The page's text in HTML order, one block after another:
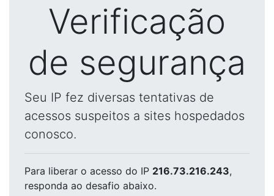
Verificação
de segurança
Seu IP fez diversas tentativas de
acessos suspeitos a sites hospedados
conosco.
Para liberar o acesso do IP 216.73.216.243,
responda ao desafio abaixo.